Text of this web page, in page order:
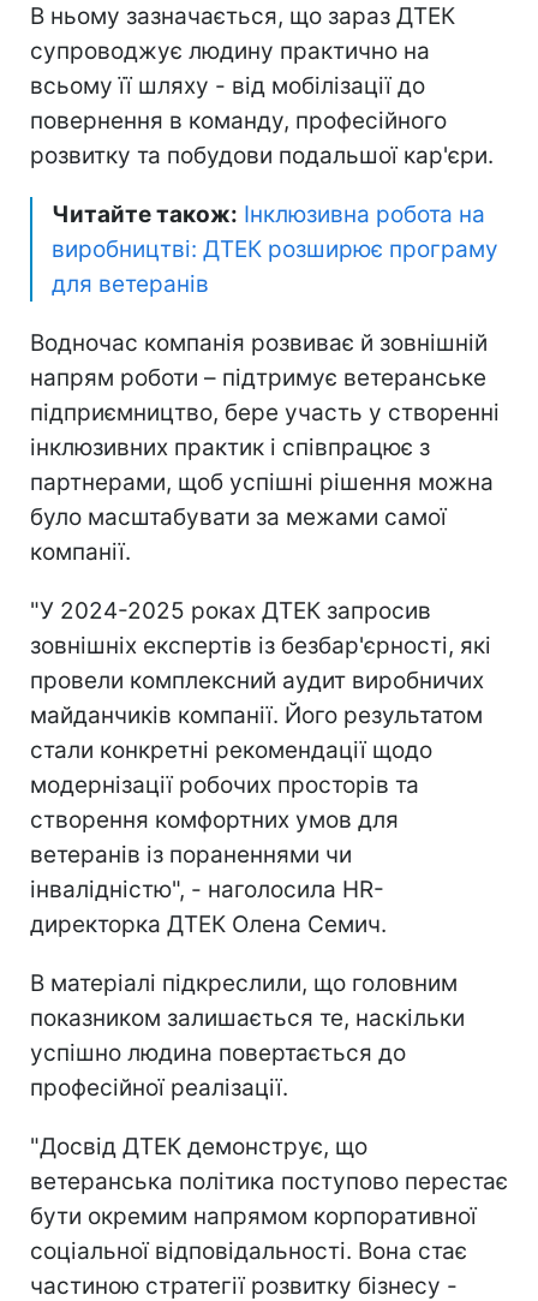
В ньому зазначається, що зараз ДТЕК
супроводжує людину практично на
всьому її шляху - від мобілізації до
повернення в команду, професійного
розвитку та побудови подальшої кар'єри.
Читайте також: Інклюзивна робота на
виробництві: ДТЕК розширює програму
для ветеранів
Водночас компанія розвиває й зовнішній
напрям роботи – підтримує ветеранське
підприємництво, бере участь у створенні
інклюзивних практик і співпрацює з
партнерами, щоб успішні рішення можна
було масштабувати за межами самої
компанії.
"У 2024-2025 роках ДТЕК запросив
зовнішніх експертів із безбар'єрності, які
провели комплексний аудит виробничих
майданчиків компанії. Його результатом
стали конкретні рекомендації щодо
модернізації робочих просторів та
створення комфортних умов для
ветеранів із пораненнями чи
інвалідністю", - наголосила HR-
директорка ДТЕК Олена Семич.
В матеріалі підкреслили, що головним
показником залишається те, наскільки
успішно людина повертається до
професійної реалізації.
"Досвід ДТЕК демонструє, що
ветеранська політика поступово перестає
бути окремим напрямом корпоративної
соціальної відповідальності. Вона стає
частиною стратегії розвитку бізнесу -